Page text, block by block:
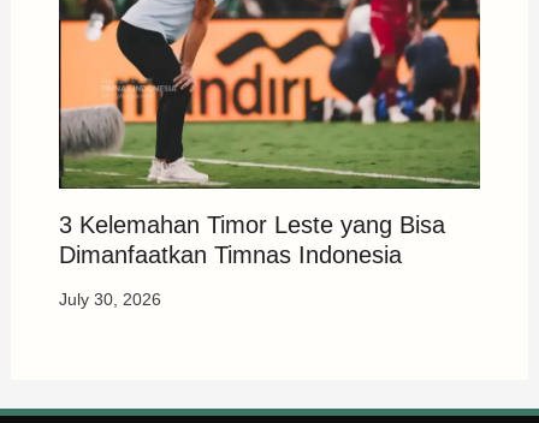
3 Kelemahan Timor Leste yang Bisa
Dimanfaatkan Timnas Indonesia
July 30, 2026